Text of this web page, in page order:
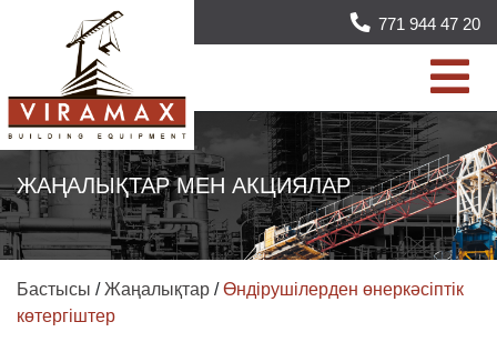
771 944 47 20
ЖАҢАЛЫҚТАР МЕН АКЦИЯЛАР
Бастысы / Жаңалықтар /Өндірушілерден өнеркәсіптік
көтергіштер